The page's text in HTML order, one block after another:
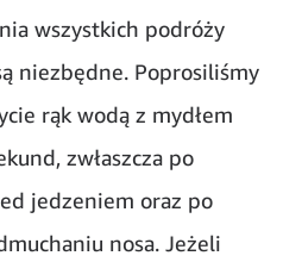
wszystkich podróży
niezbędne. Poprosiliśmy
rąk wodą z mydłem
zwłaszcza po
jedzeniem oraz po
nosa. Jeżeli